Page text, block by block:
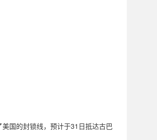
国的封锁线，预计于31日抵达古巴